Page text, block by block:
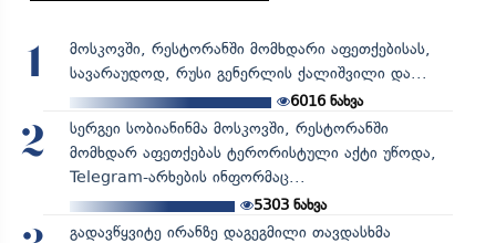
1
მოსკოვში, რესტორანში მომხდარი აფეთქებისას,
სავარაუდოდ, რუსი გენერლის ქალიშვილი და...
6016ნახვა
2
სერგეი სობიანინმა მოსკოვში, რესტორანში
მომხდარ აფეთქებას ტერორისტული აქტი უწოდა,
Telegram-არხების ინფორმაც...
5303ნახვა
გადავწყვიტე ირანზე დაგეგმილი თავდასხმა